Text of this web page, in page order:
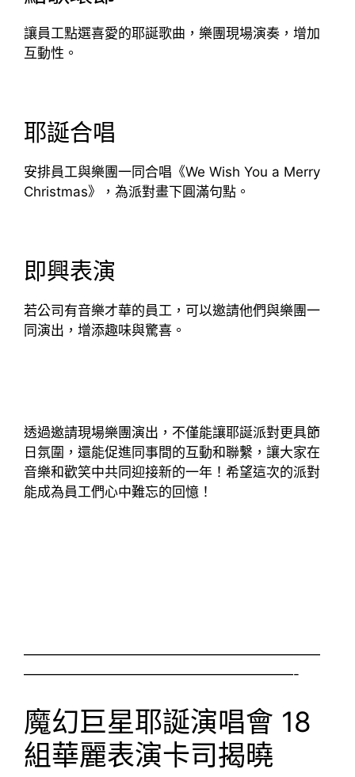
讓員工點選喜愛的耶誕歌曲，樂團現場演奏，增加
互動性。
耶誕合唱
安排員工與樂團一同合唱《We Wish You a Merry
Christmas》，為派對畫下圓滿句點。
即興表演
若公司有音樂才華的員工，可以邀請他們與樂團一
同演出，增添趣味與驚喜。
透過邀請現場樂團演出，不僅能讓耶誕派對更具節
日氛圍，還能促進同事間的互動和聯繫，讓大家在
音樂和歡笑中共同迎接新的一年！希望這次的派對
能成為員工們心中難忘的回憶！
——————————————————————
————————————————————-
魔幻巨星耶誕演唱會 18
組華麗表演卡司揭曉